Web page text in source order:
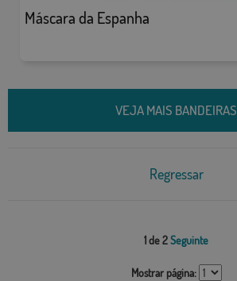
Máscara da Espanha
VEJA MAIS BANDEIRAS
Regressar
1 de 2Seguinte
Mostrar página: